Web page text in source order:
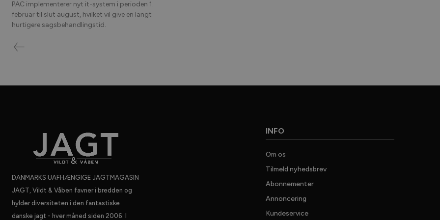
PAC implementerer nyt it-system i perioden 1.
februar til slut august, hvilket vil give en langt
hurtigere sagsbehandlingstid.
DANMARKS UAFHÆNGIGE JAGTMAGASIN
JAGT, Vildt & Våben favner i bredden og
hylder diversiteten i den fantastiske
danske jagt - hver måned siden 2006. I
INFO
Om os
Tilmeld nyhedsbrev
Abonnementer
Annoncering
Kundeservice
JAGT,